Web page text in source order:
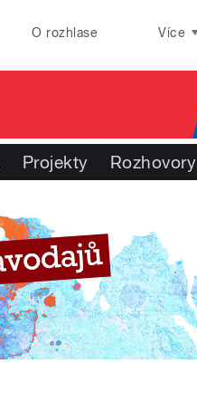
O rozhlase Více
Projekty Rozhovory